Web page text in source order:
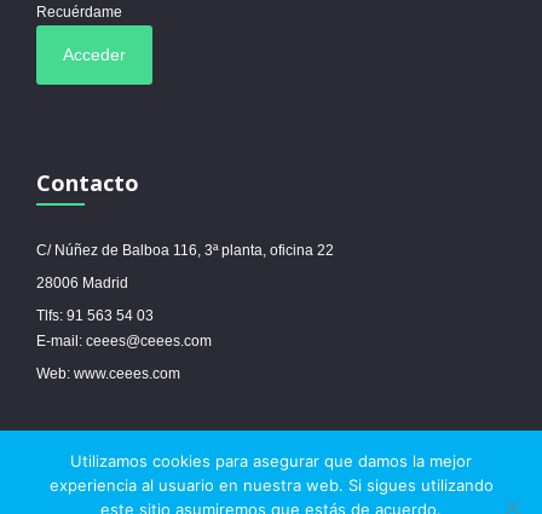
Recuérdame
Contacto
C/ Núñez de Balboa 116, 3ª planta, oficina 22
28006 Madrid
Tlfs: 91 563 54 03
E-mail: ceees@ceees.com
Web: www.ceees.com
© 2017 Ceees - Sitio web desarrollado por espa.es-Aviso legal -Política de
Utilizamos cookies para asegurar que damos la mejor
experiencia al usuario en nuestra web. Si sigues utilizando
este sitio asumiremos que estás de acuerdo.